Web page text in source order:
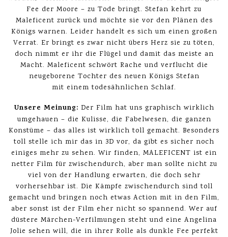
Fee der Moore – zu Tode bringt. Stefan kehrt zu
Maleficent zurück und möchte sie vor den Plänen des
Königs warnen. Leider handelt es sich um einen großen
Verrat. Er bringt es zwar nicht übers Herz sie zu töten,
doch nimmt er ihr die Flügel und damit das meiste an
Macht. Maleficent schwört Rache und verflucht die
neugeborene Tochter des neuen Königs Stefan
mit einem todesähnlichen Schlaf.
Unsere Meinung: Der Film hat uns graphisch wirklich
umgehauen – die Kulisse, die Fabelwesen, die ganzen
Konstüme – das alles ist wirklich toll gemacht. Besonders
toll stelle ich mir das in 3D vor, da gibt es sicher noch
einiges mehr zu sehen. Wir finden, MALEFICENT ist ein
netter Film für zwischendurch, aber man sollte nicht zu
viel von der Handlung erwarten, die doch sehr
vorhersehbar ist. Die Kämpfe zwischendurch sind toll
gemacht und bringen noch etwas Action mit in den Film,
aber sonst ist der Film eher nicht so spannend. Wer auf
düstere Märchen-Verfilmungen steht und eine Angelina
Jolie sehen will, die in ihrer Rolle als dunkle Fee perfekt